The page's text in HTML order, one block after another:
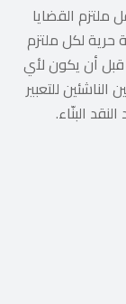
القضايا
حرية لكل ملتزم
قبل أن يكون لأي
للتعبير
البنّاء.